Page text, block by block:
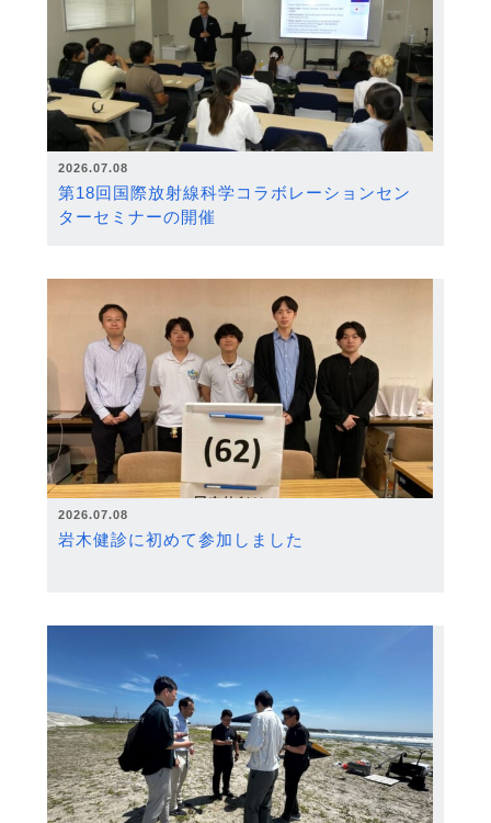
2026.07.08
第18回国際放射線科学コラボレーションセン
ターセミナーの開催
2026.07.08
岩木健診に初めて参加しました